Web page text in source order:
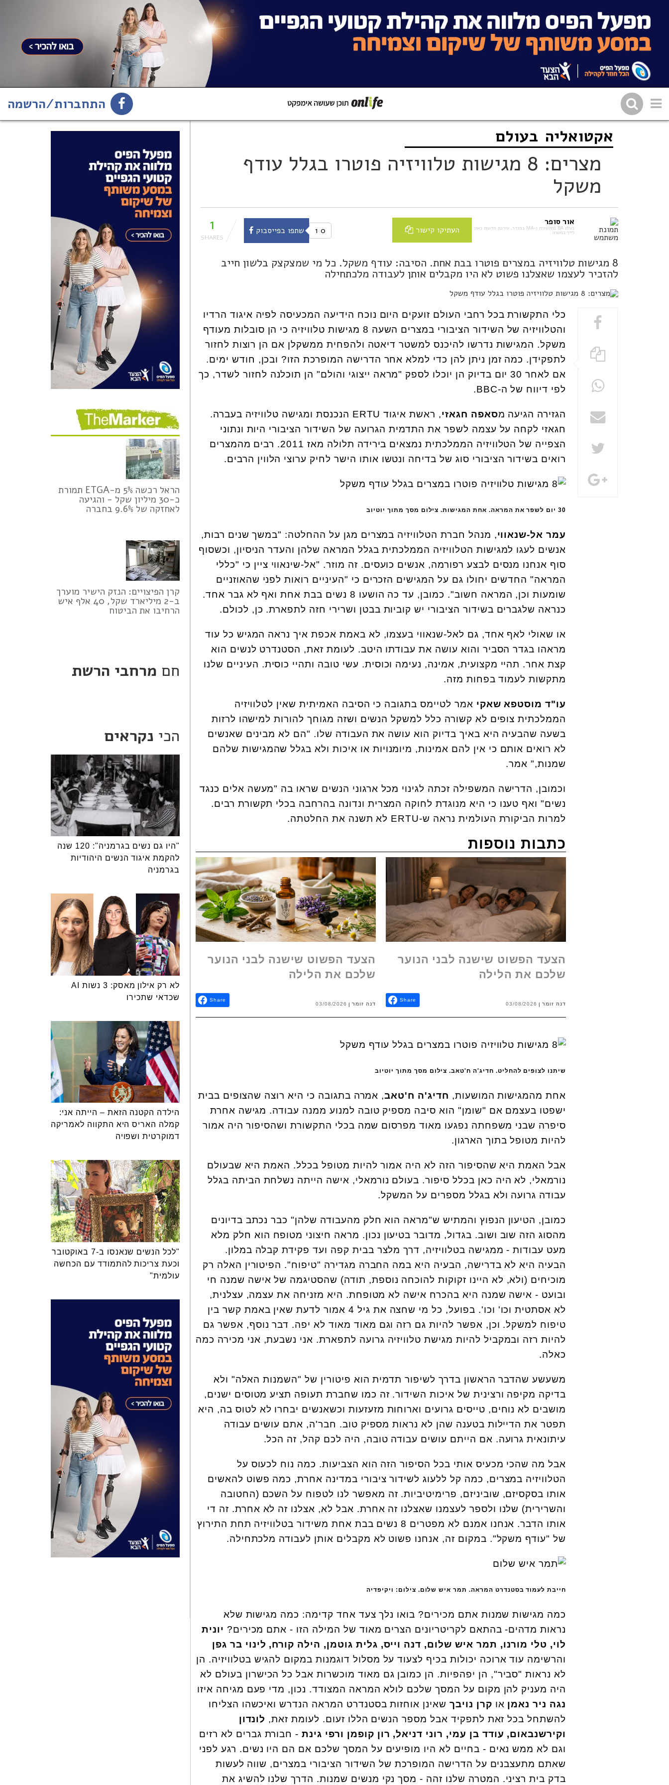
התחברות/הרשמה
שתפו בפייסבוק הירשמו לניוזלטר 1 אקטואליה בעולם
מצרים: 8 מגישות טלוויזיה פוטרו בגלל עודף
משקל
אור סופר
בעלת BA בתקשורת ו-MA במגדר, עורכת חדשות באון
לייף במשרה העתיקו קישור 0 שתפו בפייסבוק 1
8 מגישות טלוויזיה במצרים פוטרו בבת אחת. הסיבה: עודף משקל. כל מי שמצקצק בלשון חייב
להזכיר לעצמו שאצלנו פשוט לא היו מקבלים אותן לעבודה מלכתחילה
כלי התקשורת בכל רחבי העולם זועקים היום נוכח הידיעה המכעיסה לפיה איגוד הרדיו
והטלוויזיה של השידור הציבורי במצרים השעה 8 מגישות טלוויזיה כי הן סובלות מעודף
משקל. המגישות נדרשו להיכנס למשטר דיאטה ולהפחית ממשקלן אם הן רוצות לחזור
לתפקידן. כמה זמן ניתן להן כדי למלא אחר הדרישה המופרכת הזו? ובכן, חודש ימים.
אם לאחר 30 יום בדיוק הן יוכלו לספק "מראה ייצוגי והולם" הן תוכלנה לחזור לשדר, כך
לפי דיווח של ה-BBC
.
הגזירה הגיעה מסאפה חגאזי, ראשת איגוד ERTU הנכנסת ומגישה טלוויזיה בעברה.
חגאזי לקחה על עצמה לשפר את התדמית הגרועה של השידור הציבורי היות ונתוני
הצפייה של הטלוויזיה הממלכתית נמצאים בירידה תלולה מאז 2011. רבים מהמצרים
רואים בשידור הציבורי סוג של בדיחה ונטשו אותו הישר לחיק ערוצי הלווין הרבים.
30 יום לשפר את המראה. אחת המגישות. צילום מסך מתוך יוטיוב
עמר אל-שנאווי, מנהל חברת הטלוויזיה במצרים מגן על ההחלטה: "במשך שנים רבות,
אנשים לעגו למגישות הטלוויזיה הממלכתית בגלל המראה שלהן והעדר הניסיון, וכשסוף
סוף אנחנו מנסים לבצע רפורמה, אנשים כועסים. זה מוזר. "אל-שינאווי ציין כי "כללי
המראה" החדשים יחולו גם על המגישים הזכרים כי "העיניים רואות לפני שהאוזניים
שומעות וכן, המראה חשוב". כמובן, עד כה הושעו 8 נשים בבת אחת ואף לא גבר אחד.
כנראה שלגברים בשידור הציבורי יש קוביות בבטן ושרירי חזה לתפארת. כן, לכולם.
או שאולי לאף אחד, גם לאל-שנאווי בעצמו, לא באמת אכפת איך נראה המגיש כל עוד
מראהו בגדר הסביר והוא עושה את עבודתו היטב. לעומת זאת, הסטנדרט לנשים הוא
קצת אחר. תהיי מקצועית, אמינה, נעימה וכוסית. עשי טובה ותהיי כוסית. העיניים שלנו
מתקשות לעמוד בפחות מזה.
עו"ד מוסטפא שאקי אמר לטיימס בתגובה כי הסיבה האמיתית שאין לטלוויזיה
הממלכתית צופים לא קשורה כלל למשקל הנשים ושזה מגוחך להורות למישהו לרזות
בשעה שהבעיה היא באיך בדיוק הוא עושה את העבודה שלו. "הם לא מבינים שאנשים
לא רואים אותם כי אין להם אמינות, מיומנויות או איכות ולא בגלל שהמגישות שלהם
שמנות," אמר.
וכמובן, הדרישה המשפילה זכתה לגינוי מכל ארגוני הנשים שראו בה "מעשה אלים כנגד
נשים" ואף טענו כי היא מנוגדת לחוקה המצרית ונדונה בהרחבה בכלי תקשורת רבים.
למרות הביקורת העולמית נראה ש-ERTU לא תשנה את החלטתה.
כתבות נוספות
הצעד הפשוט שישנה לבני הנוער
שלכם את הלילה
דנה זומר 03/08/2026
Share
הצעד הפשוט שישנה לבני הנוער
שלכם את הלילה
דנה זומר 03/08/2026
Share
שיתנו לצופים להחליט. חדיג'ה ח'טאב. צילום מסך מתוך יוטיוב
אחת מהמגישות המושעות, חדיג'ה ח'טאב, אמרה בתגובה כי היא רוצה שהצופים בבית
ישפטו בעצמם אם "שומן" הוא סיבה מספיק טובה למנוע ממנה עבודה. מגישה אחרת
סיפרה שבני משפחתה נפגעו מאוד מפרסום שמה בכלי התקשורת ושהסיפור היה אמור
להיות מטופל בתוך הארגון.
אבל האמת היא שהסיפור הזה לא היה אמור להיות מטופל בכלל. האמת היא שבעולם
נורמאלי, לא היה כאן בכלל סיפור. בעולם נורמאלי, אישה הייתה נשלחת הביתה בגלל
עבודה גרועה ולא בגלל מספרים על המשקל.
כמובן, הטיעון הנפוץ והמתיש ש"מראה הוא חלק מהעבודה שלהן" כבר נכתב בדיונים
מהסוג הזה שוב ושוב. בגדול, מדובר בטיעון נכון. מראה חיצוני מטופח הוא חלק מלא
מעט עבודות - ממגישה בטלוויזיה, דרך מלצר בבית קפה ועד פקידת קבלה במלון.
הבעיה היא לא בדרישה, הבעיה היא במה החברה מגדירה "טיפוח". הפיטורין האלה רק
מוכיחים (ולא, לא היינו זקוקות להוכחה נוספת, תודה) שהסטיגמה של אישה שמנה חי
ובועט - אישה שמנה היא בהכרח אישה לא מטופחת. היא מזניחה את עצמה, עצלנית,
לא אסתטית וכו' וכו'. בפועל, כל מי שחצה את גיל 4 אמור לדעת שאין באמת קשר בין
טיפוח למשקל. וכן, אפשר להיות גם רזה וגם מאוד מאוד לא יפה. דבר נוסף, אפשר גם
להיות רזה ובמקביל להיות מגישת טלוויזיה גרועה לתפארת. אני נשבעת, אני מכירה כמה
כאלה.
משעשע שהדבר הראשון בדרך לשיפור תדמית הוא פיטורין של "השמנות האלה" ולא
בדיקה מקיפה ורצינית של איכות השידור. זה כמו שחברת תעופה תציע מטוסים ישנים,
מושבים לא נוחים, טייסים גרועים וארוחות מזעזעות וכשאנשים יבחרו לא לטוס בה, היא
תפטר את הדיילות בטענה שהן לא נראות מספיק טוב. חבר'ה, אתם עושים עבודה
עיתונאית גרועה. אם הייתם עושים עבודה טובה, היה לכם קהל, זה הכל.
אבל מה שהכי מכעיס אותי בכל הסיפור הזה הוא הצביעות. כמה נוח לכעוס על
הטלוויזיה במצרים, כמה קל ללעוג לשידור ציבורי במדינה אחרת, כמה פשוט להאשים
אותו בסקסיזם, שוביניזם, פרימיטיביות. זה מאפשר לנו לטפוח על השכם (החטובה
והשרירית) שלנו ולספר לעצמנו שאצלנו זה אחרת. אבל לא, אצלנו זה לא אחרת. זה די
אותו הדבר. אנחנו אמנם לא מפטרים 8 נשים בבת אחת משידור בטלוויזיה תחת התירוץ
של "עודף משקל". במקום זה, אנחנו פשוט לא מקבלים אותן לעבודה מלכתחילה.
חייבת לעמוד בסטנדרט המראה. תמר איש שלום. צילום: ויקיפדיה
כמה מגישות שמנות אתם מכירים? בואו נלך צעד אחד קדימה: כמה מגישות שלא
נראות מדהים- בהתאם לקריטריונים הצרים מאוד של המילה הזו - אתם מכירים? יונית
לוי, טלי מורנו, תמר איש שלום, דנה וייס, גלית גוטמן, הילה קורח, לינוי בר גפן
והרשימה עוד ארוכה יכולות בכיף לצעוד על מסלול דוגמנות במקום להגיש בטלוויזיה. הן
לא נראות "סביר", הן יפהפיות. הן כמובן גם מאוד מוכשרות אבל כל הכישרון בעולם לא
היה מעניק להן מקום על המסך שלכם לולא המראה המצודד. נכון, מדי פעם מגיחה איזו
נגה ניר נאמן או קרן נויבך שאינן אוחזות בסטנדרט המראה הנדרש ואיכשהו הצליחו
להשתחל בכל זאת לתפקיד אבל מספר הנשים הללו זעום. לעומת זאת, לונדון
וקירשנבאום, עודד בן עמי, רוני דניאל, רון קופמן ורפי גינת - חבורת גברים לא רזים
וגם לא ממש נאים - בחיים לא היו מופיעים על המסך שלכם אם הם היו נשים. רגע לפני
שאתם מתעצבנים על הדרישה המופרכת של השידור הציבורי במצרים, שווה לעשות
בדק בית רציני. המטרה שלנו זהה - מסך נקי מנשים שמנות. הדרך שלנו להשיג את
הראל רכשה 5% מ-ETGA תמורת
כ-30 מיליון שקל - והגיעה
לאחזקה של 9.6% בחברה
קרן הפיצויים: הנזק הישיר מוערך
ב-2 מיליארד שקל, 40 אלף איש
הרחיבו את הביטוח
חם מרחבי הרשת
הכי נקראים
"היו גם נשים בגרמניה": 120 שנה
להקמת איגוד הנשים היהודיות
בגרמניה
לא רק אילון מאסק: 3 נשות AI
שכדאי שתכירו
הילדה הקטנה הזאת – הייתה אני:
קמלה האריס היא התקווה לאמריקה
דמוקרטית ושפויה
"לכל הנשים שנאנסו ב-7 באוקטובר
וכעת צריכות להתמודד עם הכחשה
עולמית"